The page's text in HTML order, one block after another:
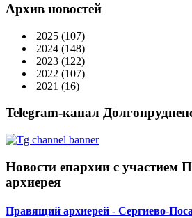
Архив новостей
2025 (107)
2024 (148)
2023 (122)
2022 (107)
2021 (16)
Telegram-канал
Новости епархии с участием
архиерея
Правящий архиерей - Сергиево-